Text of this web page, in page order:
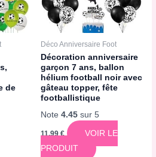
de
Déco Anniversaire Foot
Décoration anniversaire
garçon 7 ans, ballon
hélium football noir avec
gâteau topper, fête
footballistique
Note 4.45sur 5
11,99€
VOIR LE
PRODUIT